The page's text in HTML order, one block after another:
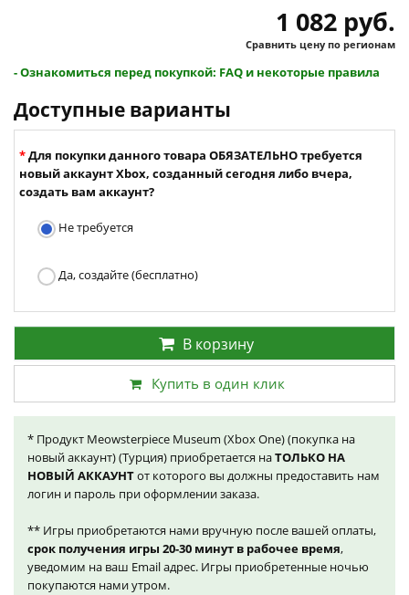
1 082 руб.
Сравнить цену по регионам
- Ознакомиться перед покупкой: FAQ и некоторые правила
Доступные варианты
Для покупки данного товара ОБЯЗАТЕЛЬНО требуется
новый аккаунт Xbox, созданный сегодня либо вчера,
создать вам аккаунт?
Не требуется
Да, создайте (бесплатно)
В корзину
Купить в один клик
* Продукт Meowsterpiece Museum (Xbox One) (покупка на
новый аккаунт) (Турция) приобретается наТОЛЬКО НА
НОВЫЙ АККАУНТот которого вы должны предоставить нам
логин и пароль при оформлении заказа.
** Игры приобретаются нами вручную после вашей оплаты,
срок получения игры 20-30 минут в рабочее время,
уведомим на ваш Email адрес. Игры приобретенные ночью
покупаются нами утром.